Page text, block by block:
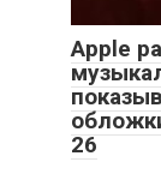
Apple
26